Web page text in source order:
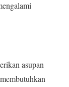
asupan